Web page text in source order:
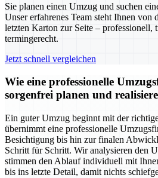
Sie planen einen Umzug und suchen
Unser erfahrenes Team steht Ihnen von
letzten Karton zur Seite – professionell,
termingerecht.
Jetzt schnell vergleichen
Wie eine professionelle
sorgenfrei planen und
Ein guter Umzug beginnt mit der
übernimmt eine professionelle
Besichtigung bis hin zur finalen
Schritt für Schritt. Wir analysieren den
stimmen den Ablauf individuell mit
bis ins letzte Detail, damit nichts